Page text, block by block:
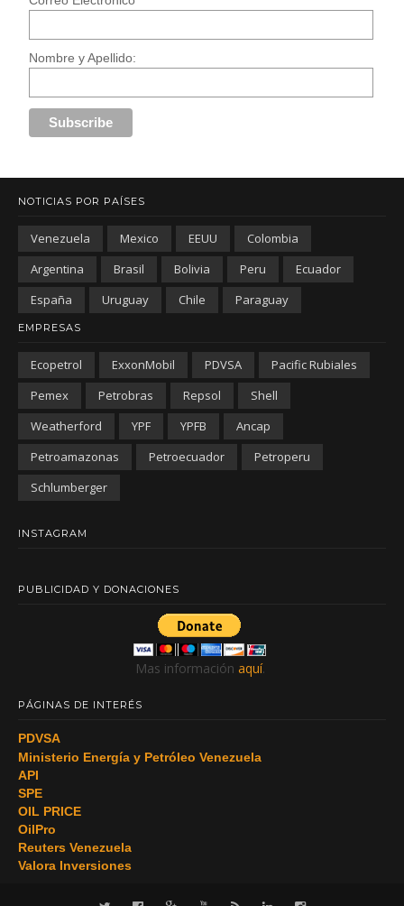
Nombre y Apellido:
NOTICIAS POR PAÍSES
Venezuela Mexico EEUU
Colombia
Argentina
Brasil Bolivia Peru
Ecuador
España
Uruguay Chile Paraguay
EMPRESAS
Ecopetrol ExxonMobil PDVSA
Pacific Rubiales
Pemex
Petrobras Repsol
Shell
Weatherford
YPF YPFB
Ancap
Petroamazonas
Petroecuador
Petroperu
Schlumberger
INSTAGRAM
PUBLICIDAD Y DONACIONES
Mas información aquí.
PÁGINAS DE INTERÉS
PDVSA
Ministerio Energía y Petróleo Venezuela
API
SPE
OIL PRICE
OilPro
Reuters Venezuela
Valora Inversiones